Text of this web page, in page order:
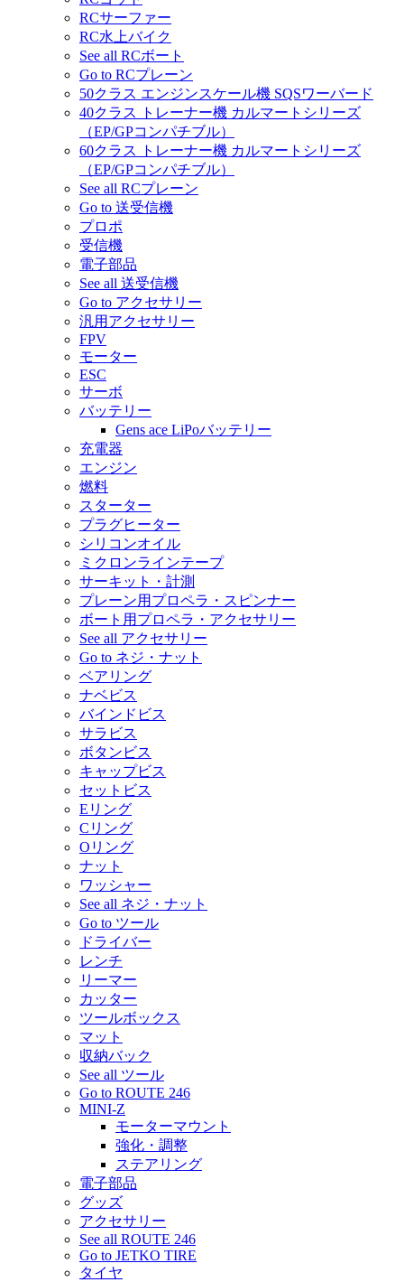
RCサーファー
RC水上バイク
See all RCボート
Go to RCプレーン
50クラス エンジンスケール機 SQSワーバード
40クラス トレーナー機 カルマートシリーズ
（EP/GPコンパチブル）
60クラス トレーナー機 カルマートシリーズ
（EP/GPコンパチブル）
See all RCプレーン
Go to 送受信機
プロポ
受信機
電子部品
See all 送受信機
Go to アクセサリー
汎用アクセサリー
FPV
モーター
ESC
サーボ
バッテリー
Gens ace LiPoバッテリー
充電器
エンジン
燃料
スターター
プラグヒーター
シリコンオイル
ミクロンラインテープ
サーキット・計測
プレーン用プロペラ・スピンナー
ボート用プロペラ・アクセサリー
See all アクセサリー
Go to ネジ・ナット
ベアリング
ナベビス
バインドビス
サラビス
ボタンビス
キャップビス
セットビス
Eリング
Cリング
Oリング
ナット
ワッシャー
See all ネジ・ナット
Go to ツール
ドライバー
レンチ
リーマー
カッター
ツールボックス
マット
収納バック
See all ツール
Go to ROUTE 246
MINI-Z
モーターマウント
強化・調整
ステアリング
電子部品
グッズ
アクセサリー
See all ROUTE 246
Go to JETKO TIRE
タイヤ